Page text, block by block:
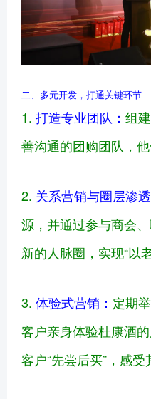
二、多元开发，打通关键环节
1. 打造专业团队： 组
善沟通的团购团队，
2. 关系营销与圈层渗透
源，并通过参与商会
新的人脉圈，实现“以老
3. 体验式营销： 定期
客户亲身体验杜康酒
客户“先尝后买”，感受